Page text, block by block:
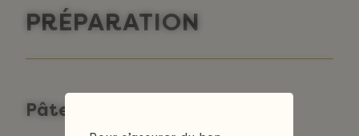
PRÉPARATION
Pâte sucrée